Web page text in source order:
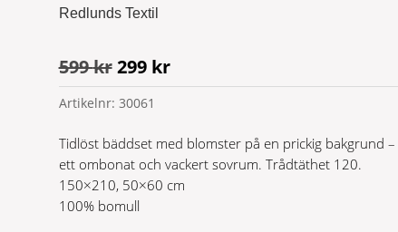
Redlunds Textil
599kr Det
ursprungliga
priset
599 kr.
299 krDet
nuvarande
299 kr.
Artikelnr: 30061
Tidlöst bäddset med blomster på en prickig bakgrund
ett ombonat och vackert sovrum. Trådtäthet 120.
150×210, 50×60 cm
100% bomull